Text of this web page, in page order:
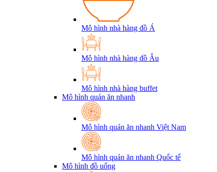
Mô hình nhà hàng đồ Á
Mô hình nhà hàng đồ Âu
Mô hình nhà hàng buffet
Mô hình quán ăn nhanh
Mô hình quán ăn nhanh Việt Nam
Mô hình quán ăn nhanh Quốc tế
Mô hình đồ uống